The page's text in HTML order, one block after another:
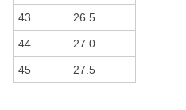
43 26.5
44 27.0
45 27.5